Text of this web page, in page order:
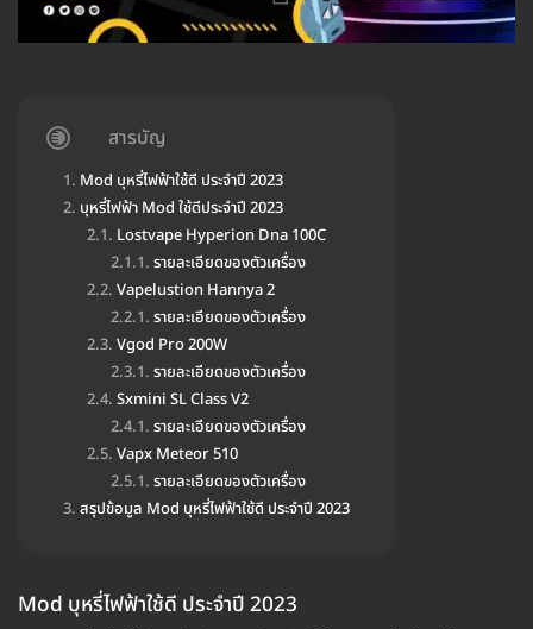
สารบัญ
Mod บุหรี่ไฟฟ้าใช้ดี ประจำปี 2023
บุหรี่ไฟฟ้า Mod ใช้ดีประจำปี 2023
Lostvape Hyperion Dna 100C
รายละเอียดของตัวเครื่อง
Vapelustion Hannya 2
รายละเอียดของตัวเครื่อง
Vgod Pro 200W
รายละเอียดของตัวเครื่อง
Sxmini SL Class V2
รายละเอียดของตัวเครื่อง
Vapx Meteor 510
รายละเอียดของตัวเครื่อง
สรุปข้อมูล Mod บุหรี่ไฟฟ้าใช้ดี ประจำปี 2023
Mod บุหรี่ไฟฟ้าใช้ดี ประจำปี 2023